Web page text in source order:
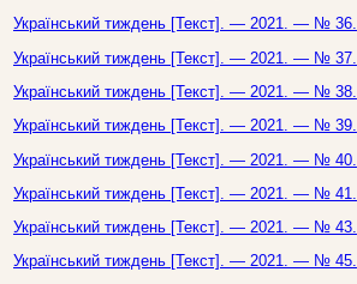
Український тиждень [Текст]. — 2021. — № 36.
Український тиждень [Текст]. — 2021. — № 37.
Український тиждень [Текст]. — 2021. — № 38.
Український тиждень [Текст]. — 2021. — № 39.
Український тиждень [Текст]. — 2021. — № 40.
Український тиждень [Текст]. — 2021. — № 41.
Український тиждень [Текст]. — 2021. — № 43.
Український тиждень [Текст]. — 2021. — № 45.